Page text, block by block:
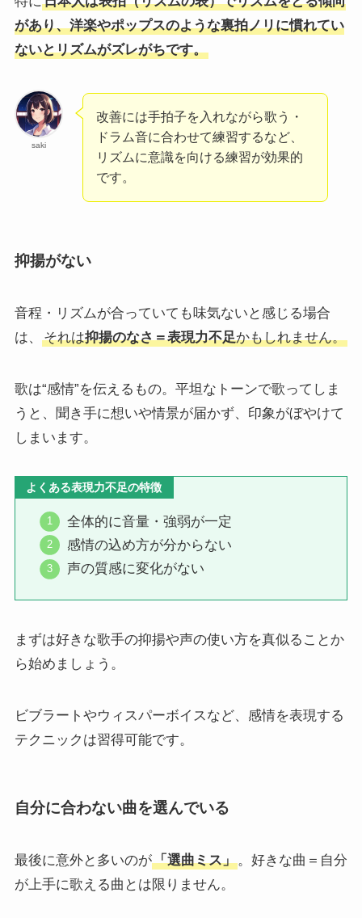
があり、洋楽やポップスのような裏拍ノリに慣れてい
ないとリズムがズレがちです。
saki
改善には手拍子を入れながら歌う・
ドラム音に合わせて練習するなど、
リズムに意識を向ける練習が効果的
です。
抑揚がない
音程・リズムが合っていても味気ないと感じる場合
は、
それは抑揚のなさ＝表現力不足かもしれません。
歌は“感情”を伝えるもの。平坦なトーンで歌ってしま
うと、聞き手に想いや情景が届かず、印象がぼやけて
しまいます。
よくある表現力不足の特徴
全体的に音量・強弱が一定
感情の込め方が分からない
声の質感に変化がない
まずは好きな歌手の抑揚や声の使い方を真似ることか
ら始めましょう。
ビブラートやウィスパーボイスなど、感情を表現する
テクニックは習得可能です。
自分に合わない曲を選んでいる
最後に意外と多いのが「選曲ミス」。好きな曲＝自分
が上手に歌える曲とは限りません。